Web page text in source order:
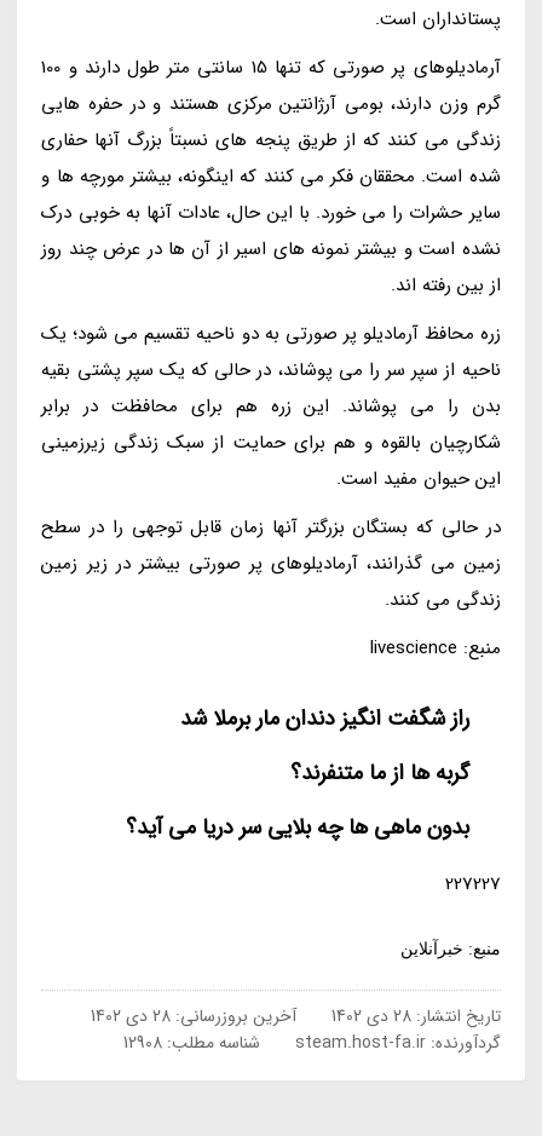
پستانداران است.
آرمادیلوهای پر صورتی که تنها 15 سانتی متر طول دارند و 100
گرم وزن دارند، بومی آرژانتین مرکزی هستند و در حفره هایی
زندگی می کنند که از طریق پنجه های نسبتاً بزرگ آنها حفاری
شده است. محققان فکر می کنند که اینگونه، بیشتر مورچه ها و
سایر حشرات را می خورد. با این حال، عادات آنها به خوبی درک
نشده است و بیشتر نمونه های اسیر از آن ها در عرض چند روز
از بین رفته اند.
زره محافظ آرمادیلو پر صورتی به دو ناحیه تقسیم می شود؛ یک
ناحیه از سپر سر را می پوشاند، در حالی که یک سپر پشتی بقیه
بدن را می پوشاند. این زره هم برای محافظت در برابر
شکارچیان بالقوه و هم برای حمایت از سبک زندگی زیرزمینی
این حیوان مفید است.
در حالی که بستگان بزرگتر آنها زمان قابل توجهی را در سطح
زمین می گذرانند، آرمادیلوهای پر صورتی بیشتر در زیر زمین
زندگی می کنند.
منبع: livescience
راز شگفت انگیز دندان مار برملا شد
گربه ها از ما متنفرند؟
بدون ماهی ها چه بلایی سر دریا می آید؟
227227
منبع: خبرآنلاین
تاریخ انتشار:28 دی 1402 آخرین بروزرسانی:28 دی 1402
گردآورنده:steam.host-fa.ir شناسه مطلب: 12908